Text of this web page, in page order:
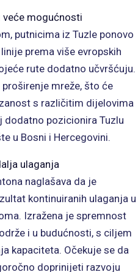
veće mogućnosti
putnicima iz Tuzle ponovo
prema više evropskih
rute dodatno učvršćuju.
mreže, što će
s različitim dijelovima
dodatno pozicionira Tuzlu
u Bosni i Hercegovini.
ulaganja
naglašava da je
kontinuiranih ulaganja u
Izražena je spremnost
i u budućnosti, s ciljem
kapaciteta. Očekuje se da
doprinijeti razvoju